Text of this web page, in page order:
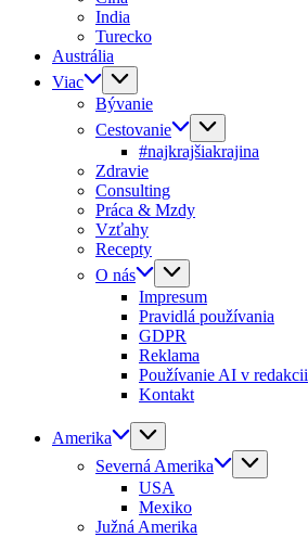
India
Turecko
Austrália
Viac
Bývanie
Cestovanie
#najkrajšiakrajina
Zdravie
Consulting
Práca & Mzdy
Vzťahy
Recepty
O nás
Impresum
Pravidlá používania
GDPR
Reklama
Používanie AI v redakcii
Kontakt
Amerika
Severná Amerika
USA
Mexiko
Južná Amerika